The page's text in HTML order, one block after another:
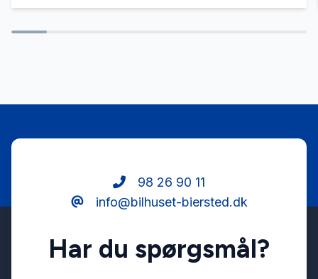
Kørecomputer
LED kørelys
98 26 90 11
info@bilhuset-biersted.dk
Har du spørgsmål?